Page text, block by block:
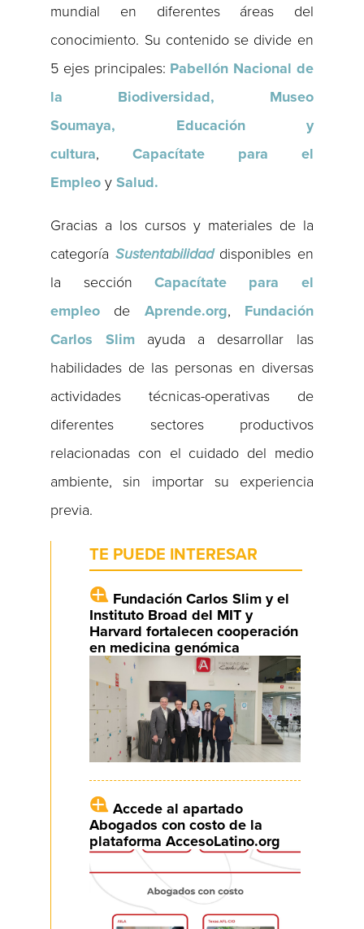
mundial en diferentes áreas del
conocimiento. Su contenido se divide en
5 ejes principales: Pabellón Nacional de
la Biodiversidad, Museo
Soumaya, Educación y
cultura,Capacítate para el
Empleo ySalud.
Gracias a los cursos y materiales de la
categoría Sustentabilidaddisponibles en
la sección Capacítate para el
empleo de Aprende.org, Fundación
Carlos Slimayuda a desarrollar las
habilidades de las personas en diversas
actividades técnicas-operativas de
diferentes sectores productivos
relacionadas con el cuidado del medio
ambiente, sin importar su experiencia
previa.
TE PUEDE INTERESAR
Fundación Carlos Slim y el
Instituto Broad del MIT y
Harvard fortalecen cooperación
en medicina genómica
Accede al apartado
Abogados con costo de la
plataforma AccesoLatino.org